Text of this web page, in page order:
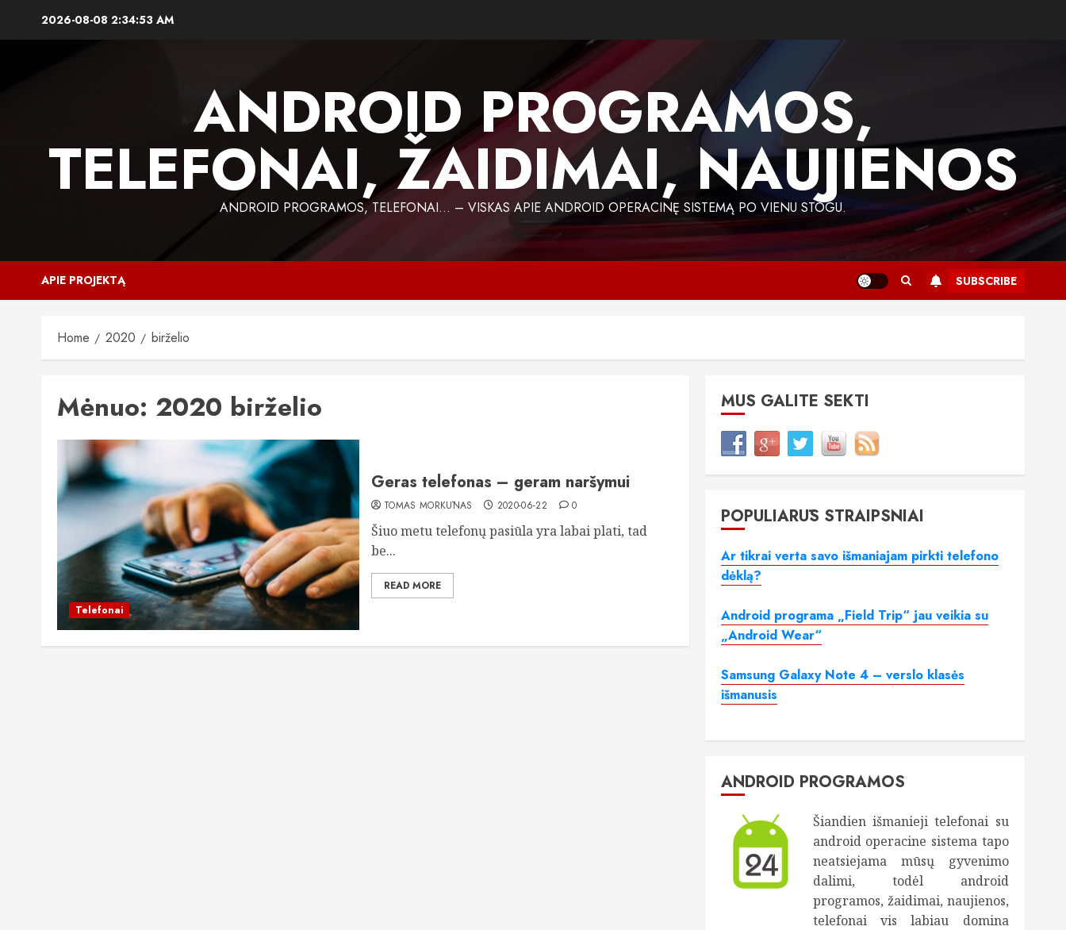
2026-08-08 2:34:54 AM
ANDROID PROGRAMOS,
TELEFONAI, ŽAIDIMAI, NAUJIENOS
ANDROID PROGRAMOS, TELEFONAI… – VISKAS APIE ANDROID OPERACINĘ SISTEMĄ PO VIENU STOGU.
APIE PROJEKTĄ SUBSCRIBE
Home 2020 birželio
Mėnuo: 2020 birželio
Telefonai
Geras telefonas – geram naršymui
TOMAS MORKŪNAS 2020-06-22 0
Šiuo metu telefonų pasiūla yra labai plati, tad
be...
READ MORE
MUS GALITE SEKTI
POPULIARŪS STRAIPSNIAI
Ar tikrai verta savo išmaniajam pirkti telefono
dėklą?
Android programa „Field Trip“ jau veikia su
„Android Wear“
Samsung Galaxy Note 4 – verslo klasės
išmanusis
ANDROID PROGRAMOS
Šiandien išmanieji telefonai su
android operacine sistema tapo
neatsiejama mūsų gyvenimo
dalimi, todėl android
programos, žaidimai, naujienos,
telefonai vis labiau domina